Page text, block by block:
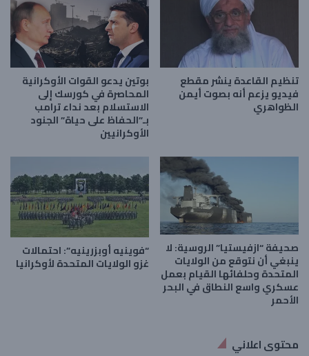
تنظيم القاعدة ينشر مقطع
فيديو يزعم أنه بصوت أيمن
الظواهري
بوتين يدعو القوات الأوكرانية
المحاصرة في كورسك إلى
الاستسلام بعد نداء ترامب
بـ”الحفاظ على حياة” الجنود
الأوكرانيين
صحيفة “ازفيستيا” الروسية: لا
ينبغي أن نتوقع من الولايات
المتحدة وحلفائها القيام بعمل
عسكري واسع النطاق في البحر
الأحمر
“فوينيه أوبزرينيه”: احتمالات
غزو الولايات المتحدة لأوكرانيا
محتوى اعلاني